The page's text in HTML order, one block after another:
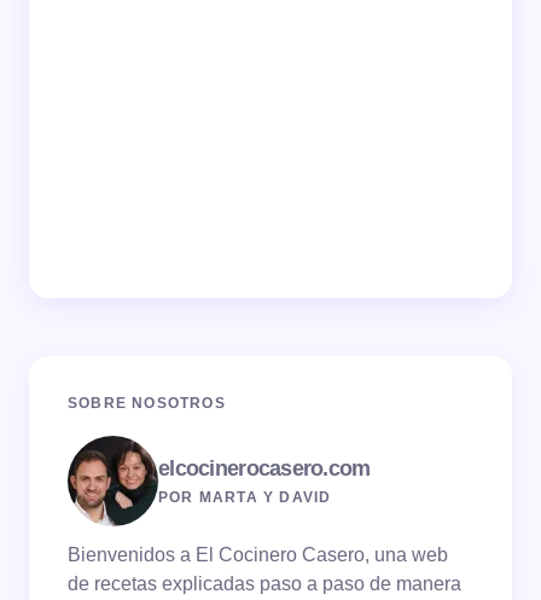
SOBRE NOSOTROS
elcocinerocasero.com
POR MARTA Y DAVID
Bienvenidos a El Cocinero Casero, una web
de recetas explicadas paso a paso de manera